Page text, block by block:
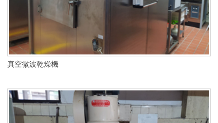
真空微波乾燥機